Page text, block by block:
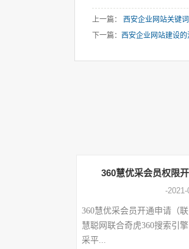
上一篇： 西安企业网站关键
下一篇： 西安企业网站建设
360慧优采会员权限
-2021-
360慧优采会员开通申请（联
慧聪网联合奇虎360搜索引
采平...